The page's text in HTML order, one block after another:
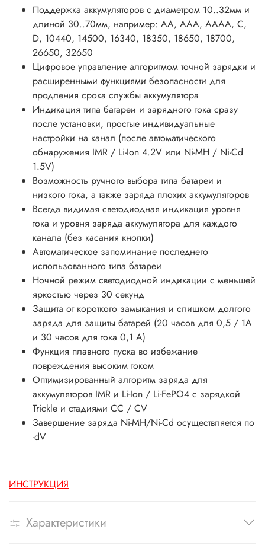
Поддержка аккумуляторов с диаметром 10..32мм и
длиной 30..70мм, например: AA, AAA, AAAA, C,
D, 10440, 14500, 16340, 18350, 18650, 18700,
26650, 32650
Цифровое управление алгоритмом точной зарядки и
расширенными функциями безопасности для
продления срока службы аккумулятора
Индикация типа батареи и зарядного тока сразу
после установки, простые индивидуальные
настройки на канал (после автоматического
обнаружения IMR / Li-Ion 4.2V или Ni-MH / Ni-Cd
1.5V)
Возможность ручного выбора типа батареи и
низкого тока, а также заряда плохих аккумуляторов
Всегда видимая светодиодная индикация уровня
тока и уровня заряда аккумулятора для каждого
канала (без касания кнопки)
Автоматическое запоминание последнего
использованного типа батареи
Ночной режим светодиодной индикации с меньшей
яркостью через 30 секунд
Защита от короткого замыкания и слишком долгого
заряда для защиты батарей (20 часов для 0,5 / 1А
и 30 часов для тока 0,1 А)
Функция плавного пуска во избежание
повреждения высоким током
Оптимизированный алгоритм заряда для
аккумуляторов IMR и Li-Ion / Li-FePO4 с зарядкой
Trickle и стадиями CC / CV
Завершение заряда Ni-MH/Ni-Cd осуществляется по
-dV
ИНСТРУКЦИЯ
Характеристики